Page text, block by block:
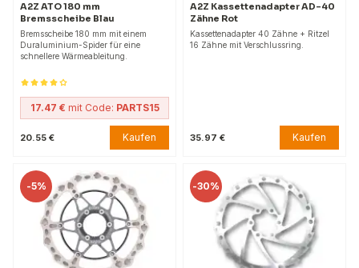
A2Z ATO 180 mm
Bremsscheibe Blau
Bremsscheibe 180 mm mit einem
Duraluminium-Spider für eine
schnellere Wärmeableitung.
17.47 € mit Code: PARTS15
20.55 € Kaufen
A2Z Kassettenadapter AD-40
Zähne Rot
Kassettenadapter 40 Zähne + Ritzel
16 Zähne mit Verschlussring.
35.97 € Kaufen
-5% -30%